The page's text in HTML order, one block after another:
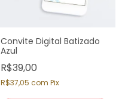
Convite Digital Batizado
Azul
R$39,00
R$37,05 com Pix